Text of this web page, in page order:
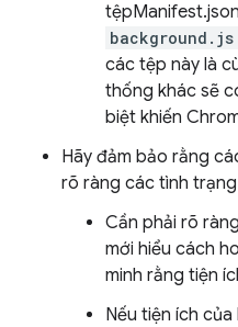
background.js
các tệp này là
thống khác sẽ
biệt khiến
Hãy đảm bảo rằng
rõ ràng các tình
Cần phải rõ
mới hiểu cách
minh rằng tiện
Nếu tiện ích